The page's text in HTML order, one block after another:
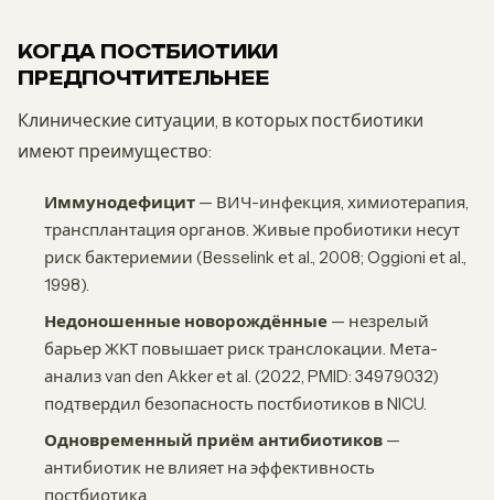
КОГДА ПОСТБИОТИКИ
ПРЕДПОЧТИТЕЛЬНЕЕ
Клинические ситуации, в которых постбиотики
имеют преимущество:
Иммунодефицит — ВИЧ-инфекция, химиотерапия,
трансплантация органов. Живые пробиотики несут
риск бактериемии (Besselink et al., 2008; Oggioni et al.,
1998).
Недоношенные новорождённые — незрелый
барьер ЖКТ повышает риск транслокации. Мета-
анализ van den Akker et al. (2022, PMID: 34979032)
подтвердил безопасность постбиотиков в NICU.
Одновременный приём антибиотиков —
антибиотик не влияет на эффективность
постбиотика.